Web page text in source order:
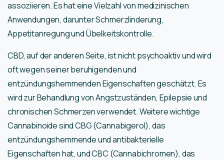
assoziieren. Es hat eine Vielzahl von medizinischen
Anwendungen, darunter Schmerzlinderung,
Appetitanregung und Übelkeitskontrolle.
CBD, auf der anderen Seite, ist nicht psychoaktiv und wird
oft wegen seiner beruhigenden und
entzündungshemmenden Eigenschaften geschätzt. Es
wird zur Behandlung von Angstzuständen, Epilepsie und
chronischen Schmerzen verwendet. Weitere wichtige
Cannabinoide sind CBG (Cannabigerol), das
entzündungshemmende und antibakterielle
Eigenschaften hat, und CBC (Cannabichromen), das